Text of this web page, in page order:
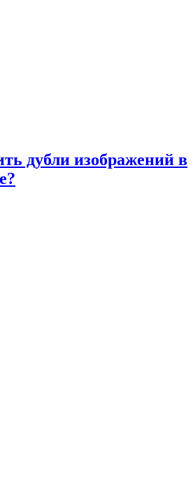
дубли изображений в